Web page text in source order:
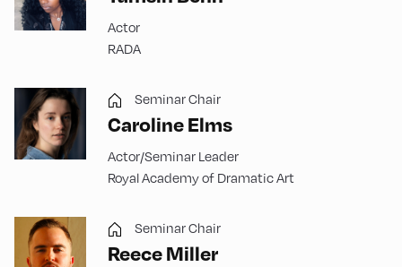
Actor
RADA
Seminar Chair
Caroline Elms
Actor/Seminar Leader
Royal Academy of Dramatic Art
Seminar Chair
Reece Miller